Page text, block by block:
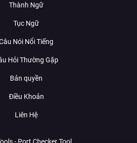
Thành Ngữ
Tục Ngữ
Nói Nổi Tiếng
Hỏi Thường Gặp
Bản quyền
Điều Khoản
Liên Hệ